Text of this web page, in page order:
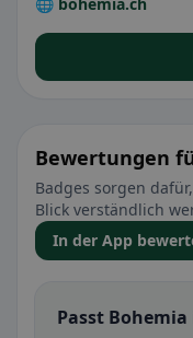
Bewertungen
Badges sorgen
Blick verständlich
In der App
Passt